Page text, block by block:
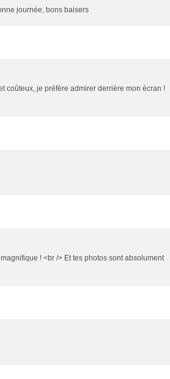
journée, bons baisers
coûteux, je préfère admirer derrière mon écran !
! <br /> Et tes photos sont absolument